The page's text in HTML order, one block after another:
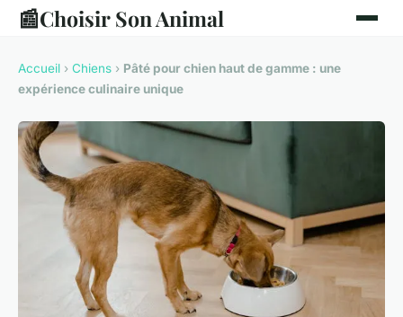
📰Choisir Son Animal
Accueil › Chiens › Pâté pour chien haut de gamme : une
expérience culinaire unique